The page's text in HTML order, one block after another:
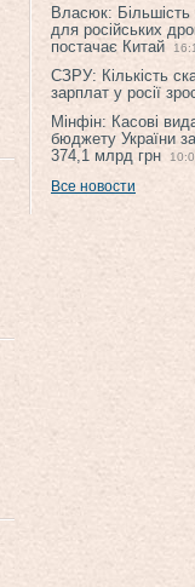
Власюк:
для російських
постачає Китай
СЗРУ: Кількість
зарплат у росії
Мінфін: Касові
бюджету України
374,1 млрд грн
Все новости